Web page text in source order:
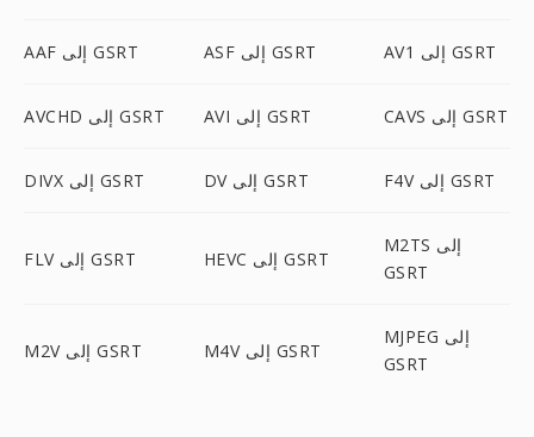
AAF إلى GSRT ASF إلى GSRT AV1 إلى GSRT
AVCHD إلى GSRT AVI إلى GSRT CAVS إلى GSRT
DIVX إلى GSRT DV إلى GSRT F4V إلى GSRT
FLV إلى GSRT HEVC إلى GSRT
M2TS إلى
GSRT
M2V إلى GSRT M4V إلى GSRT
MJPEG إلى
GSRT